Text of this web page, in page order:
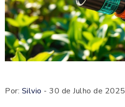
Por: Silvio - 30 de Julho de 2025